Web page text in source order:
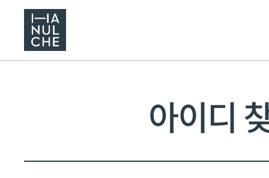
아이디